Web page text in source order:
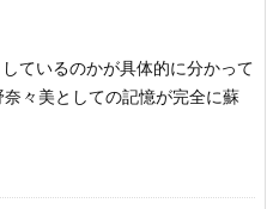
ているのかが具体的に分かって
々美としての記憶が完全に蘇